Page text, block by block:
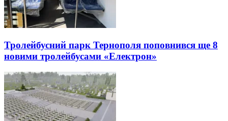
Тролейбусний парк Тернополя поповнився ще 8
новими тролейбусами «Електрон»